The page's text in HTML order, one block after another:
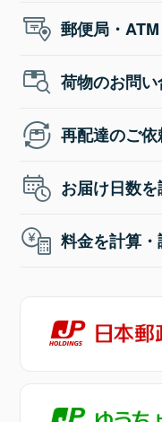
郵便局・
荷物のお問
再配達のご
お届け日数
料金を計算